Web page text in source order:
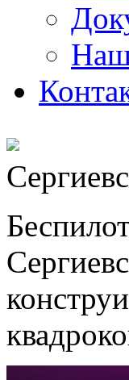
Наш